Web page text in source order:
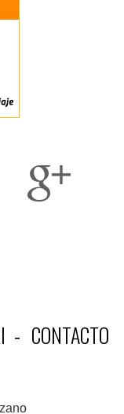
CONTACTO